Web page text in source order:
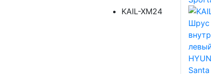
KAIL-XM24